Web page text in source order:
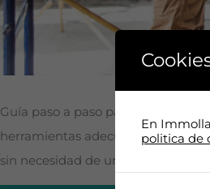
Guía paso a paso para realizar
herramientas adecuadas y una
sin necesidad de un profesional Si
En
politica de